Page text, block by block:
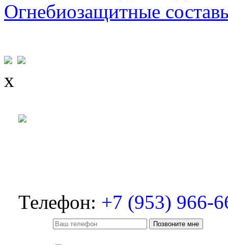
Огнебиозащитные
x
Телефон: +7 (953) 966-
Позвоните мне